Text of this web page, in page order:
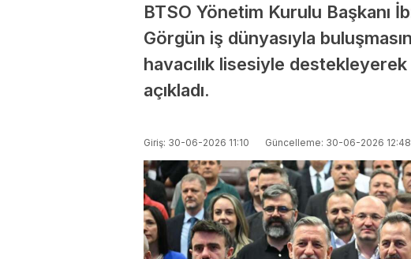
BTSO Yönetim Kurulu Başkanı
Görgün iş dünyasıyla
havacılık lisesiyle
açıkladı.
Giriş: 30-06-2026 11:10 Güncelleme: 30-06-2026 12:48